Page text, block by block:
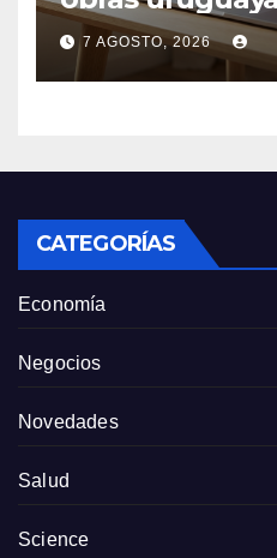
por la
US$ 1.500
Anthropic
7 AGOSTO, 2026
CATEGORÍAS
Economía
Negocios
Novedades
Salud
Science